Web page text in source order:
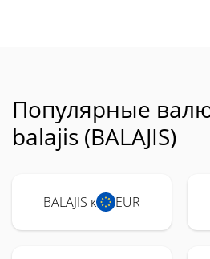
Популярные
balajis (BALAJIS)
BALAJIS к EUR